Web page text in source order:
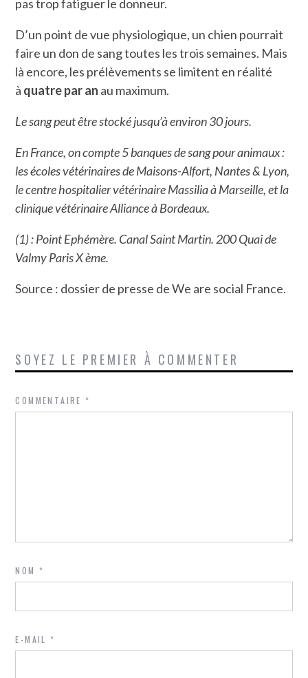
pas trop fatiguer le donneur.
D’un point de vue physiologique, un chien pourrait
faire un don de sang toutes les trois semaines. Mais
là encore, les prélèvements se limitent en réalité
à quatre par an au maximum.
Le sang peut être stocké jusqu’à environ 30 jours.
En France, on compte 5 banques de sang pour animaux :
les écoles vétérinaires de Maisons-Alfort, Nantes & Lyon,
le centre hospitalier vétérinaire Massilia à Marseille, et la
clinique vétérinaire Alliance à Bordeaux.
(1) : Point Ephémère. Canal Saint Martin. 200 Quai de
Valmy Paris X ème.
Source : dossier de presse de We are social France.
SOYEZ LE PREMIER À COMMENTER
COMMENTAIRE*
NOM*
E-MAIL*